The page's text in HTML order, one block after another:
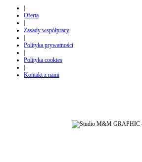
Oferta
Zasady współpracy
Polityka prywatności
Polityka cookies
Kontakt z nami